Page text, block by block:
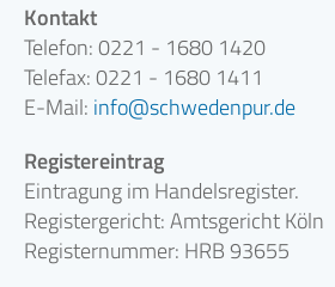
Kontakt
Telefon: 0221 - 1680 1420
Telefax: 0221 - 1680 1411
E-Mail: info
schwedenpur.de
Registereintrag
Eintragung im Handelsregister.
Registergericht: Amtsgericht Köln
Registernummer: HRB 93655